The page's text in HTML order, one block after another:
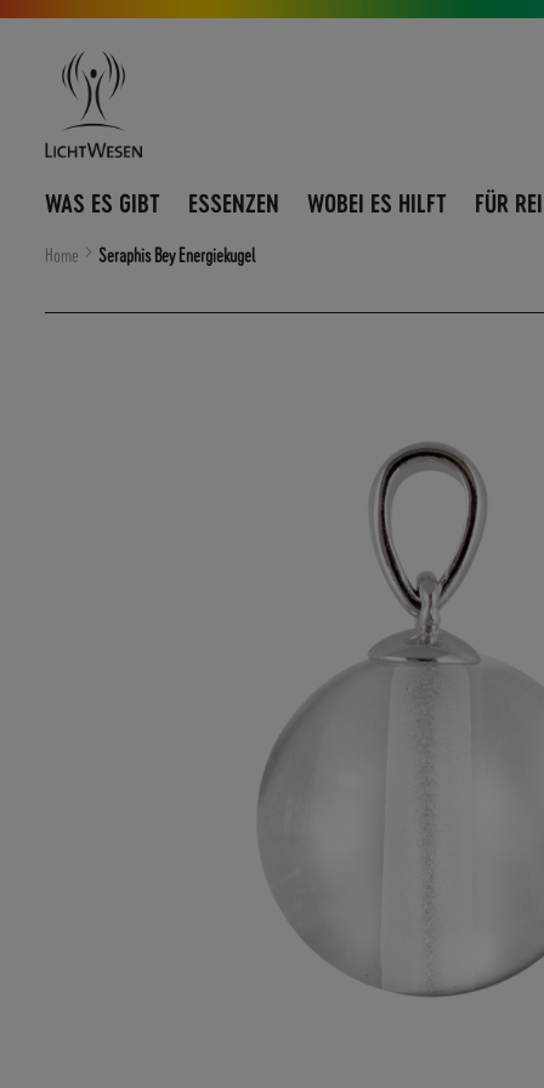
Direkt
zum
Navigation
umschalten
WAS ES GIBT ESSENZEN WOBEI ES HILFT FÜR
Home Seraphis Bey Energiekugel